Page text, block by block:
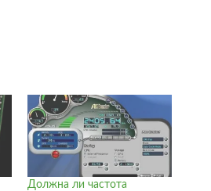
Должна ли частота